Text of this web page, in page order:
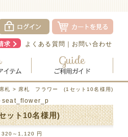
求 よくある質問 ｜ お問い合わせ
席札 > 席札 フラワー (1セット10名様用)
seat_flower_p
ト10名様用)
320～1,120 円